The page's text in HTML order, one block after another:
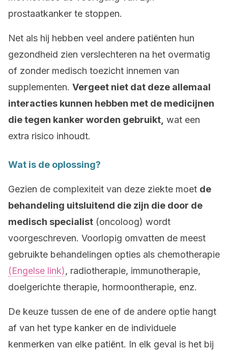
prostaatkanker te stoppen.
Net als hij hebben veel andere patiënten hun
gezondheid zien verslechteren na het overmatig
of zonder medisch toezicht innemen van
supplementen. Vergeet niet dat deze allemaal
interacties kunnen hebben met de medicijnen
die tegen kanker worden gebruikt, wat een
extra risico inhoudt.
Wat is de oplossing?
Gezien de complexiteit van deze ziekte moet de
behandeling uitsluitend die zijn die door de
medisch specialist (oncoloog) wordt
voorgeschreven. Voorlopig omvatten de meest
gebruikte behandelingen opties als chemotherapie
(Engelse link), radiotherapie, immunotherapie,
doelgerichte therapie, hormoontherapie, enz.
De keuze tussen de ene of de andere optie hangt
af van het type kanker en de individuele
kenmerken van elke patiënt. In elk geval is het bij